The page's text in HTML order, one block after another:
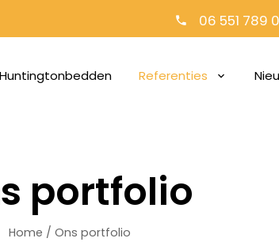
06 551 789
Huntingtonbedden Referenties
portfolio
Home / Ons portfolio